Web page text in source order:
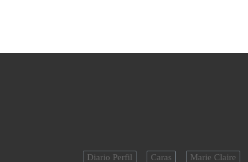
Diario Perfil Caras Marie Claire